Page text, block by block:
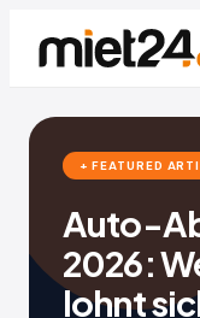
+ FEATURED
Auto-
2026:
lohnt